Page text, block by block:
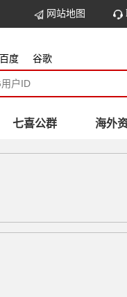
网站地图
百度 谷歌
七喜公群 海外